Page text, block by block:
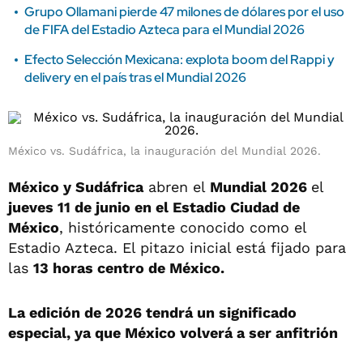
Grupo Ollamani pierde 47 milones de dólares por el uso
de FIFA del Estadio Azteca para el Mundial 2026
Efecto Selección Mexicana: explota boom del Rappi y
delivery en el país tras el Mundial 2026
México vs. Sudáfrica, la inauguración del Mundial 2026.
México y Sudáfricaabren el Mundial 2026 el
jueves 11 de junio en el Estadio Ciudad de
México, históricamente conocido como el
Estadio Azteca. El pitazo inicial está fijado para
las 13 horas centro de México.
La edición de 2026 tendrá un significado
especial, ya que México volverá a ser anfitrión